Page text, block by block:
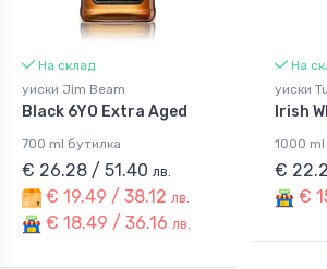
На склад
уиски Jim Beam
Black 6YO Extra Aged
700 ml бутилка
€ 26.28 / 51.40 лв.
€ 19.49 / 38.12 лв.
€ 18.49 / 36.16 лв.
На
уиски
Irish
1000 ml
€
€